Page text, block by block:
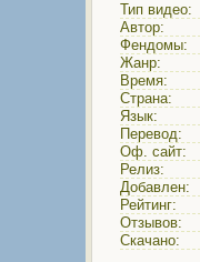
Тип видео:
Автор:
Фендомы:
Жанр:
Время:
Страна:
Язык:
Перевод:
Оф. сайт:
Релиз:
Добавлен:
Рейтинг:
Отзывов:
Скачано: